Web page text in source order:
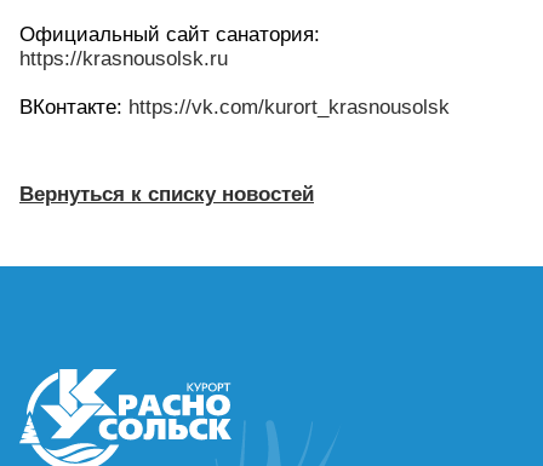
Официальный сайт санатория:
https://krasnousolsk.ru
ВКонтакте: https://vk.com/kurort_krasnousolsk
Вернуться к списку новостей